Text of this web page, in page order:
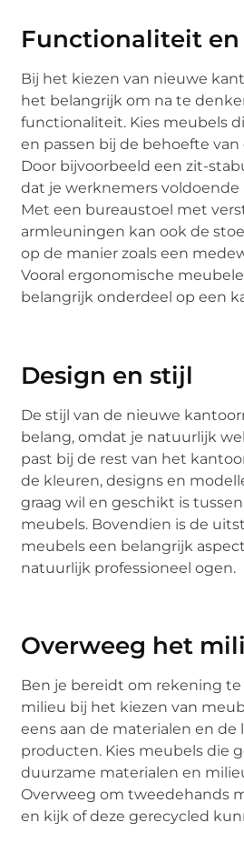
Functionaliteit
Bij het kiezen van nieuwe
het belangrijk om na te
functionaliteit. Kies meubels
en passen bij de behoefte
Door bijvoorbeeld een zit-
dat je werknemers
Met een bureaustoel met
armleuningen kan ook de
op de manier zoals een
Vooral ergonomische
belangrijk onderdeel op een
Design en stijl
De stijl van de nieuwe
belang, omdat je natuurlijk
past bij de rest van het
de kleuren, designs en
graag wil en geschikt is
meubels. Bovendien is de
meubels een belangrijk
natuurlijk professioneel ogen.
Overweeg het
Ben je bereidt om rekening
milieu bij het kiezen van
eens aan de materialen en de
producten. Kies meubels die
duurzame materialen en
Overweeg om tweedehands
en kijk of deze gerecycled